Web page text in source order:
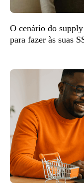
O cenário do
para fazer às suas